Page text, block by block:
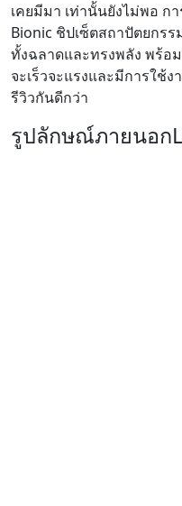
เคยมีมา เท่านั้นยังไม่พอ ก
Bionic ชิปเซ็ตสถาปัตยกร
ทั้งฉลาดและทรงพลัง พร้อ
จะเร็วจะแรงและมีการใช้
รีวิวกันดีกว่า
รูปลักษณ์ภายนอก